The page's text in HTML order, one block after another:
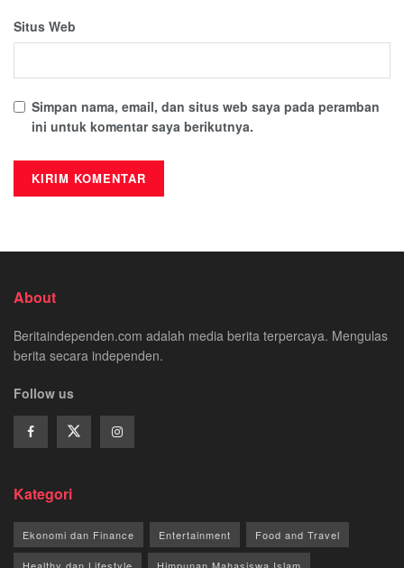
Situs Web
Simpan nama, email, dan situs web saya pada peramban
ini untuk komentar saya berikutnya.
About
Beritaindependen.com adalah media berita terpercaya. Mengulas
berita secara independen.
Follow us
Kategori
Ekonomi dan Finance Entertainment Food and Travel
Healthy dan Lifestyle Himpunan Mahasiswa Islam